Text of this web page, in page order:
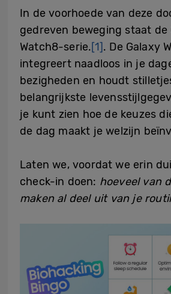
In de voorhoede van deze
gedreven beweging staat de
Watch8-serie.[1]. De Galaxy
integreert naadloos in je
bezigheden en houdt
belangrijkste
je kunt zien hoe de keuzes
de dag maakt je welzijn
Laten we, voordat we erin
check-in doen: hoeveel van
maken al deel uit van je